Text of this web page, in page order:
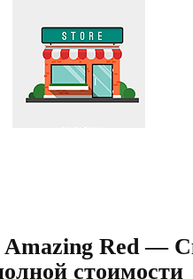
Red —
стоимости